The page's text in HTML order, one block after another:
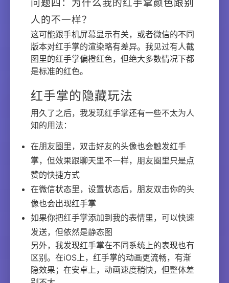
问题四：为什么我的红手掌颜色跟别
人的不一样？
这可能跟手机屏幕显示有关，或者微信的不同
版本对红手掌的渲染略有差异。我见过有人截
图里的红手掌偏橙红色，但绝大多数情况下都
是标准的红色。
红手掌的隐藏玩法
用久了之后，我发现红手掌还有一些不太为人
知的用法：
在朋友圈里，双击好友的头像也会触发红手
掌，但效果跟聊天里不一样，朋友圈里只是点
赞的快捷方式
在微信状态里，设置状态后，朋友双击你的头
像也会出现红手掌
如果你把红手掌添加到我的表情里，可以快速
发送，但依然是静态图
另外，我发现红手掌在不同系统上的表现也有
区别。在iOS上，红手掌的动画更流畅，有渐
隐效果；在安卓上，动画速度稍快，但整体差